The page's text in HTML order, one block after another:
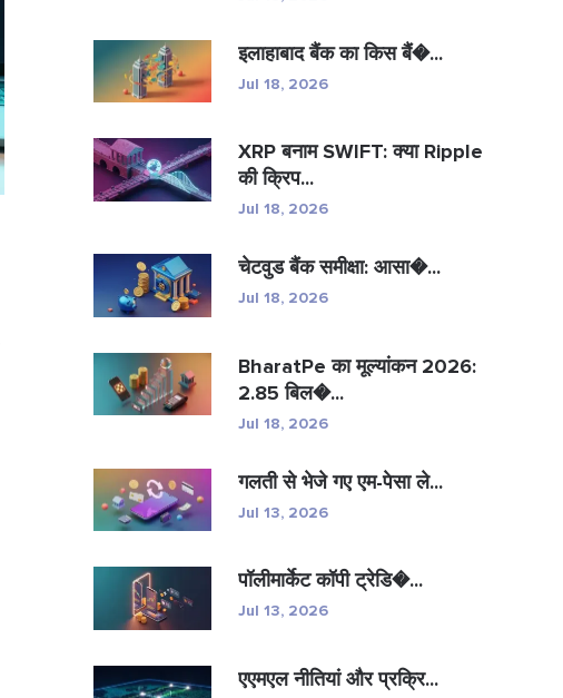
इलाहाबाद बैंक का किस बैं�...
Jul 18, 2026
XRP बनाम SWIFT: क्या Ripple
की क्रिप...
Jul 18, 2026
चेटवुड बैंक समीक्षा: आसा�...
Jul 18, 2026
BharatPe का मूल्यांकन 2026:
2.85 बिल�...
Jul 18, 2026
गलती से भेजे गए एम-पेसा ले...
Jul 13, 2026
पॉलीमार्केट कॉपी ट्रेडि�...
Jul 13, 2026
एएमएल नीतियां और प्रक्रि...